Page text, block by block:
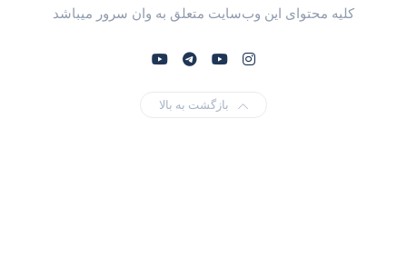
کلیه محتوای این وب‌سایت متعلق به وان سرور میباشد
بازگشت به بالا